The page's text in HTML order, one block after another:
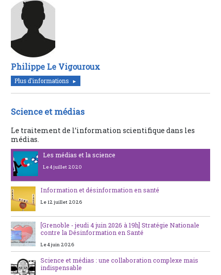
Philippe Le Vigouroux
Plus d'informations
Science et médias
Le traitement de l’information scientifique dans les
médias.
Les médias et la science
Le 4 juillet 2020
Information et désinformation en santé
Le 12 juillet 2026
[Grenoble - jeudi 4 juin 2026 à 19h] Stratégie Nationale
contre la Désinformation en Santé
Le 4 juin 2026
Science et médias : une collaboration complexe mais
indispensable